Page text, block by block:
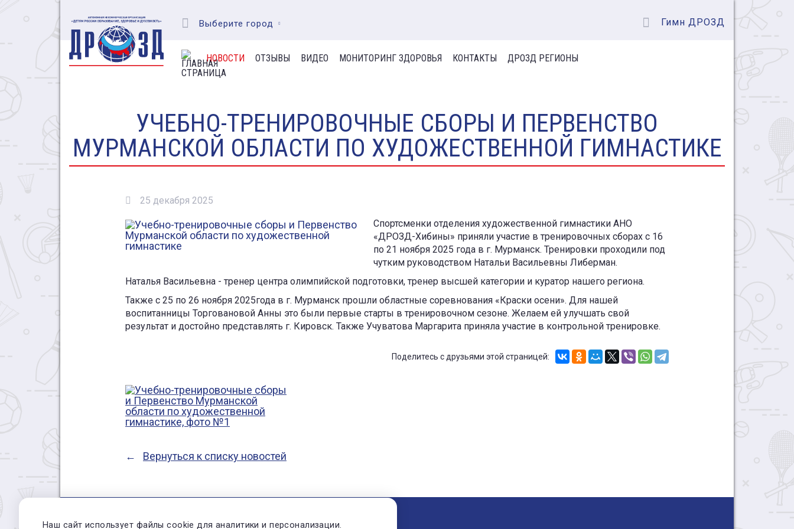
Выберите город Гимн ДРОЗД
НОВОСТИ ОТЗЫВЫ ВИДЕО МОНИТОРИНГ ЗДОРОВЬЯ КОНТАКТЫ ДРОЗД РЕГИОНЫ
УЧЕБНО-ТРЕНИРОВОЧНЫЕ СБОРЫ И ПЕРВЕНСТВО
МУРМАНСКОЙ ОБЛАСТИ ПО ХУДОЖЕСТВЕННОЙ ГИМНАСТИКЕ
25 декабря 2025
Спортсменки отделения художественной гимнастики АНО
«ДРОЗД-Хибины» приняли участие в тренировочных сборах с 16
по 21 ноября 2025 года в г. Мурманск. Тренировки проходили под
чутким руководством Натальи Васильевны Либерман.
Наталья Васильевна - тренер центра олимпийской подготовки, тренер высшей категории и куратор нашего региона.
Также с 25 по 26 ноября 2025года в г. Мурманск прошли областные соревнования «Краски осени». Для нашей
воспитанницы Торговановой Анны это были первые старты в тренировочном сезоне. Желаем ей улучшать свой
результат и достойно представлять г. Кировск. Также Учуватова Маргарита приняла участие в контрольной тренировке.
Поделитесь с друзьями этой страницей:
Вернуться к списку новостей
Наш сайт использует файлы cookie для аналитики и персонализации.